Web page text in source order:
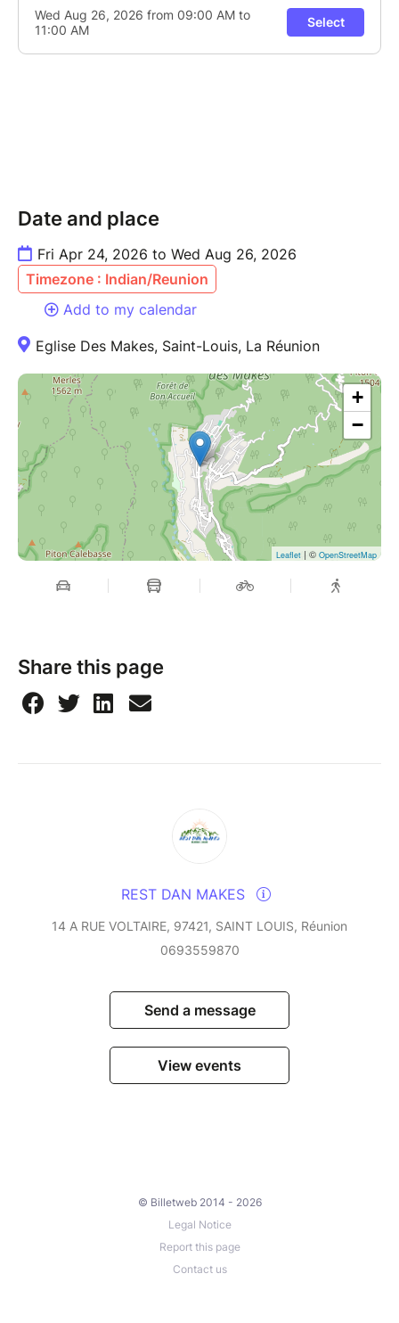
Date and place
Fri Apr 24, 2026 to Wed Aug 26, 2026
Timezone : Indian/Reunion
Add to my calendar
Eglise Des Makes, Saint-Louis, La Réunion
+
−
Leaflet | © OpenStreetMap
Share this page
REST DAN MAKES
14 A RUE VOLTAIRE, 97421, SAINT LOUIS, Réunion
0693559870
Send a message
View events
© Billetweb 2014 - 2026
Legal Notice
Report this page
Contact us